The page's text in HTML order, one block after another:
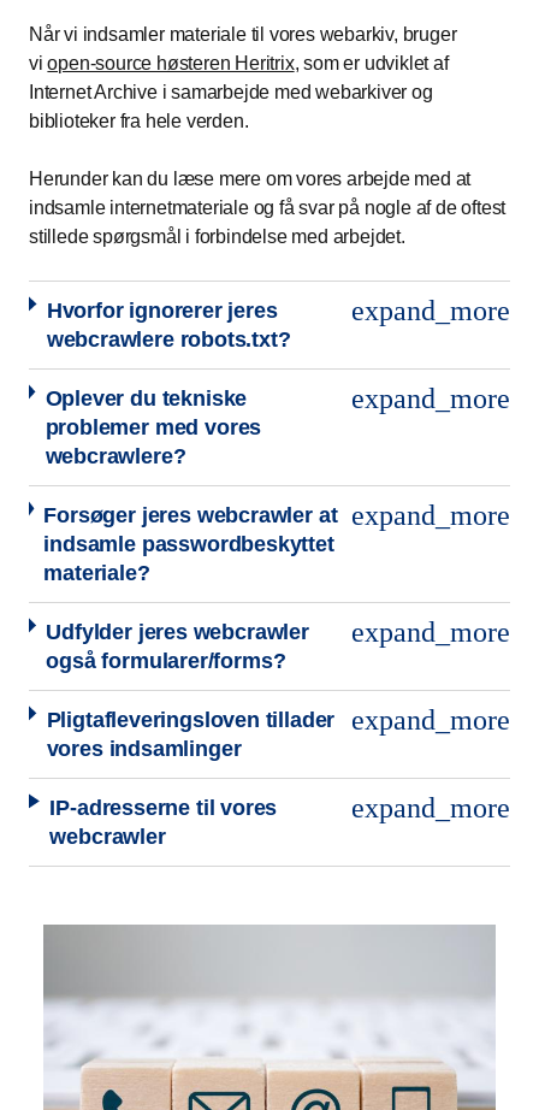
Når vi indsamler materiale til vores webarkiv, bruger
viopen-source høsteren Heritrix, som er udviklet af
Internet Archive i samarbejde med webarkiver og
biblioteker fra hele verden.
Herunder kan du læse mere om vores arbejde med at
indsamle internetmateriale og få svar på nogle af de oftest
stillede spørgsmål i forbindelse med arbejdet.
Hvorfor ignorerer jeres
webcrawlere robots.txt?
expand_more
Oplever du tekniske
problemer med vores
webcrawlere?
expand_more
Forsøger jeres webcrawler at
indsamle passwordbeskyttet
materiale?
expand_more
Udfylder jeres webcrawler
også formularer/forms?
expand_more
Pligtafleveringsloven tillader
vores indsamlinger
expand_more
IP-adresserne til vores
webcrawler
expand_more